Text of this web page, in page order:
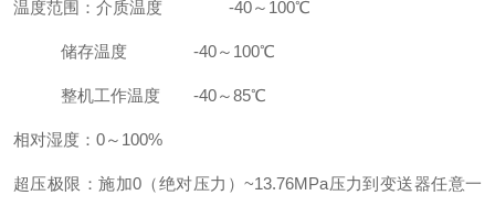
温度范围：介质温度 -40～100℃
储存温度 -40～100℃
整机工作温度 -40～85℃
相对湿度：0～100%
超压极限：施加0（绝对压力）~13.76MPa压力到变送器任意一